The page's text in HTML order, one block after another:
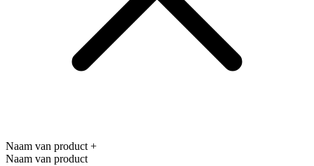
Naam van product +
Naam van product